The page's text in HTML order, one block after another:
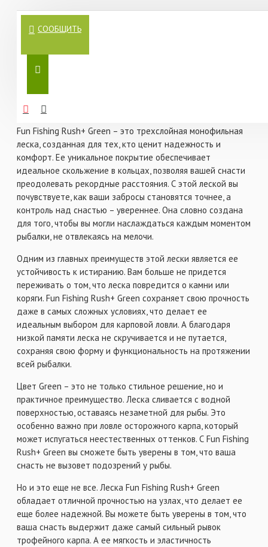
СООБЩИТЬ
Леска монофильная Fun Fishing Rush+ Green – это не
просто аксессуар для рыбалки, а настоящий ключ к успеху
которая станет вашим надежным союзником в борьбе с
трофейным карпом. Эта леска – результат многолетних
качества, которые вы можете ощутить уже с первого
заброса.
Fun Fishing Rush+ Green – это трехслойная монофильная
леска, созданная для тех, кто ценит надежность и
комфорт. Ее уникальное покрытие обеспечивает
идеальное скольжение в кольцах, позволяя вашей снасти
преодолевать рекордные расстояния. С этой леской вы
почувствуете, как ваши забросы становятся точнее, а
контроль над снастью – увереннее. Она словно создана
для того, чтобы вы могли наслаждаться каждым моментом
рыбалки, не отвлекаясь на мелочи.
Одним из главных преимуществ этой лески является ее
устойчивость к истиранию. Вам больше не придется
переживать о том, что леска повредится о камни или
коряги. Fun Fishing Rush+ Green сохраняет свою прочность
даже в самых сложных условиях, что делает ее
идеальным выбором для карповой ловли. А благодаря
низкой памяти леска не скручивается и не путается,
сохраняя свою форму и функциональность на протяжении
всей рыбалки.
Цвет Green – это не только стильное решение, но и
практичное преимущество. Леска сливается с водной
поверхностью, оставаясь незаметной для рыбы. Это
особенно важно при ловле осторожного карпа, который
может испугаться неестественных оттенков. С Fun Fishing
Rush+ Green вы сможете быть уверены в том, что ваша
снасть не вызовет подозрений у рыбы.
Но и это еще не все. Леска Fun Fishing Rush+ Green
обладает отличной прочностью на узлах, что делает ее
еще более надежной. Вы можете быть уверены в том, что
ваша снасть выдержит даже самый сильный рывок
трофейного карпа. А ее мягкость и эластичность